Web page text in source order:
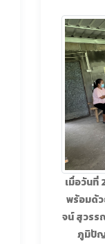
เมื่อวันที่
พร้อมด้
จน์ สุวรร
ภูมิปัญ